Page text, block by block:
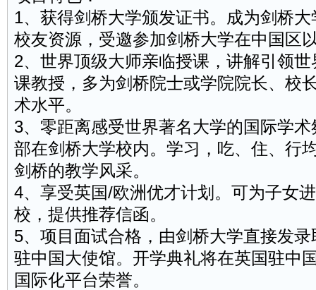
1、获得剑桥大学颁发证书。成为剑桥
校友资源，受邀参加剑桥大学在中国区
2、世界顶级大师亲临授课，讲解引领
课教授，多为剑桥院士或学院院长、校
术水平。
3、零距离感受世界著名大学的国际学
部在剑桥大学校内。学习，吃、住、行
剑桥的教学风采。
4、享受英国/欧洲优才计划。可为子女
校，提供推荐信函。
5、项目面试合格，由剑桥大学直接发
驻中国大使馆。开学典礼将在英国驻中
国际化平台荣誉。